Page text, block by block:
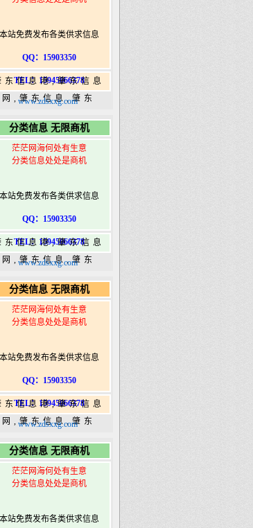
本站免费发布各类供求信息
QQ：15903350
TEL：15945066378
东信息港,肇东信息
网,肇东信息,肇东
|www.zhaodongshi.com
www.zdsxxg.com
分类信息 无限商机
茫茫网海何处有生意
分类信息处处是商机
本站免费发布各类供求信息
QQ：15903350
TEL：15945066378
东信息港,肇东信息
网,肇东信息,肇东
|www.zhaodongshi.com
www.zdsxxg.com
分类信息 无限商机
茫茫网海何处有生意
分类信息处处是商机
本站免费发布各类供求信息
QQ：15903350
TEL：15945066378
东信息港,肇东信息
网,肇东信息,肇东
|www.zhaodongshi.com
www.zdsxxg.com
分类信息 无限商机
茫茫网海何处有生意
分类信息处处是商机
本站免费发布各类供求信息